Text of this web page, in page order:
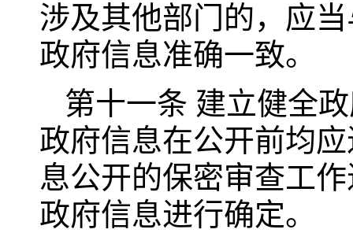
涉及其他部门的，应
政府信息准确一致。
第十一条 建立健全
政府信息在公开前均
息公开的保密审查工
政府信息进行确定。